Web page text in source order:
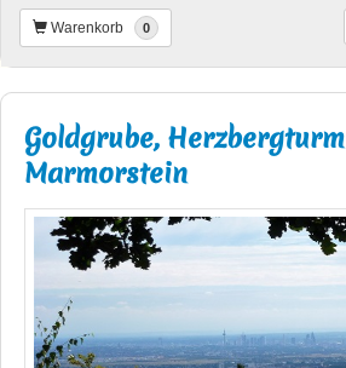
Warenkorb 0
Goldgrube,
Marmorstein